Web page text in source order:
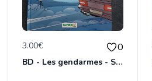
3.00€ 0
BD - Les gendarmes - Souriez, vous êtes flashés - Tome 5